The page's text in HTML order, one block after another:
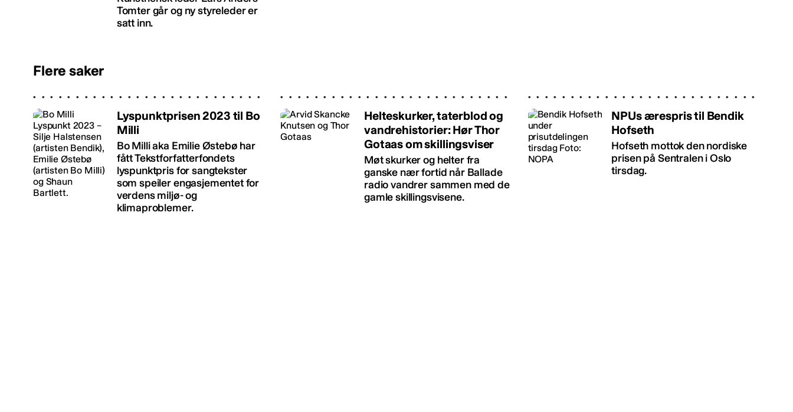
Tomter går og ny styreleder er
satt inn.
Flere saker
Lyspunktprisen 2023 til Bo
Milli
Bo Milli aka Emilie Østebø har
fått Tekstforfatterfondets
lyspunktpris for sangtekster
som speiler engasjementet for
verdens miljø- og
klimaproblemer.
Helteskurker, taterblod og
vandrehistorier: Hør Thor
Gotaas om skillingsviser
Møt skurker og helter fra
ganske nær fortid når Ballade
radio vandrer sammen med de
gamle skillingsvisene.
NPUs ærespris til Bendik
Hofseth
Hofseth mottok den nordiske
prisen på Sentralen i Oslo
tirsdag.